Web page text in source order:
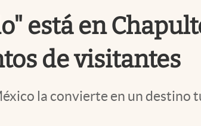
está en
de visitantes
la convierte en un